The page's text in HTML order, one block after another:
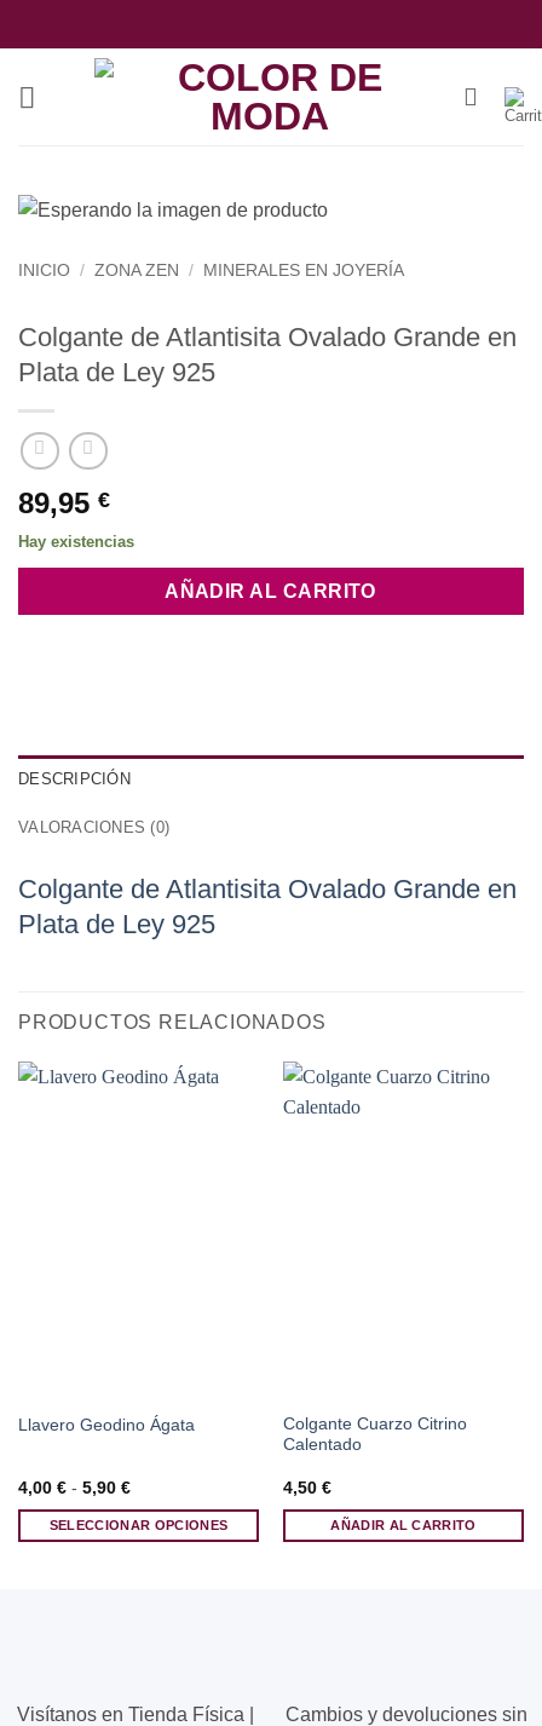
al
INICIO / ZONA ZEN / MINERALES EN JOYERÍA
Colgante de Atlantisita Ovalado Grande en
Plata de Ley 925
89,95 €
Hay existencias
AÑADIR AL CARRITO
DESCRIPCIÓN
VALORACIONES (0)
Colgante de Atlantisita Ovalado Grande en
Plata de Ley 925
PRODUCTOS RELACIONADOS
Llavero Geodino Ágata
4,00 € - 5,90 €Rango
precios:
desde
SELECCIONAR OPCIONES
opciones
Colgante Cuarzo Citrino
Calentado
4,50 €
AÑADIR AL CARRITO
Visítanos en Tienda Física |
Cambios y devoluciones sin